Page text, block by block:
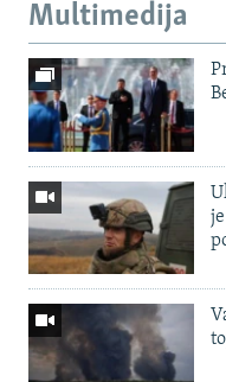
Multimedija